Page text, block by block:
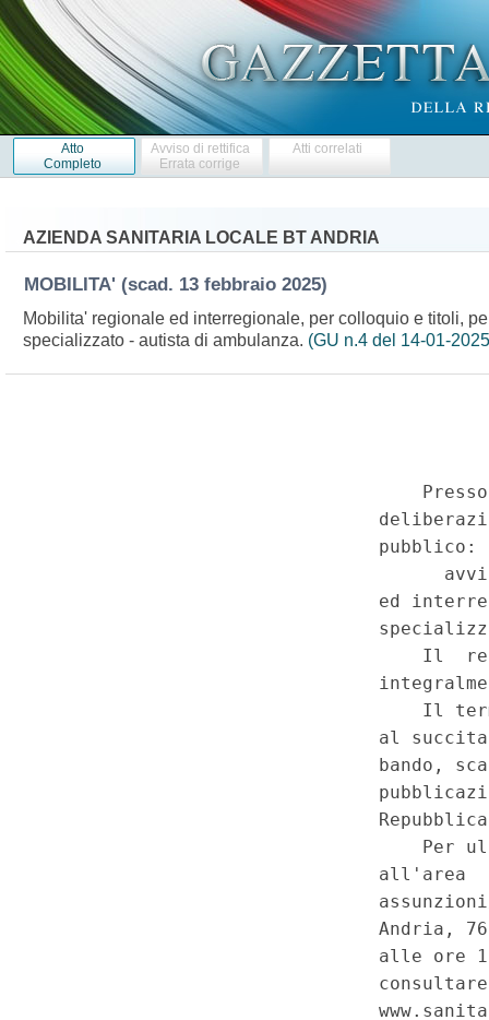
Atto
Completo
Avviso di rettifica
Errata corrige
Atti correlati
AZIENDA SANITARIA LOCALE BT ANDRIA
MOBILITA' (scad. 13 febbraio 2025)
Mobilita' regionale ed interregionale, per colloquio e titoli,
specializzato - autista di ambulanza. (GU n.4 del 14-01-